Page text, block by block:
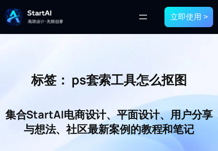
立即使用 >
标签： ps套索工具怎么抠图
集合StartAI电商设计、平面设计、用户分享
与想法、社区最新案例的教程和笔记